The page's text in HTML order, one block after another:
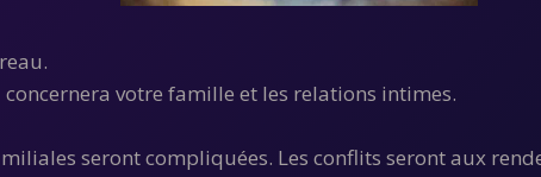
votre famille et les relations intimes.
seront compliquées. Les conflits seront aux